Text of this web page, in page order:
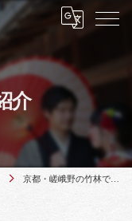
介
京都・嵯峨野の竹林での前撮り